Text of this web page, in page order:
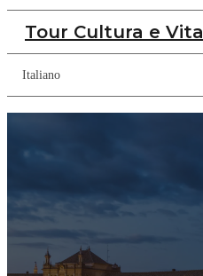
Tour Cultura e Vita
Italiano